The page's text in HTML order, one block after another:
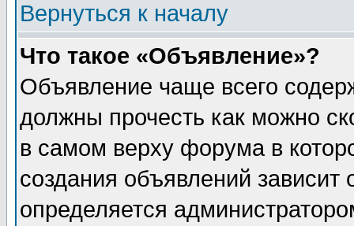
Вернуться к началу
Что такое «Объявление»?
Объявление чаще всего
должны прочесть как можно
в самом верху форума в
создания объявлений зависит
определяется